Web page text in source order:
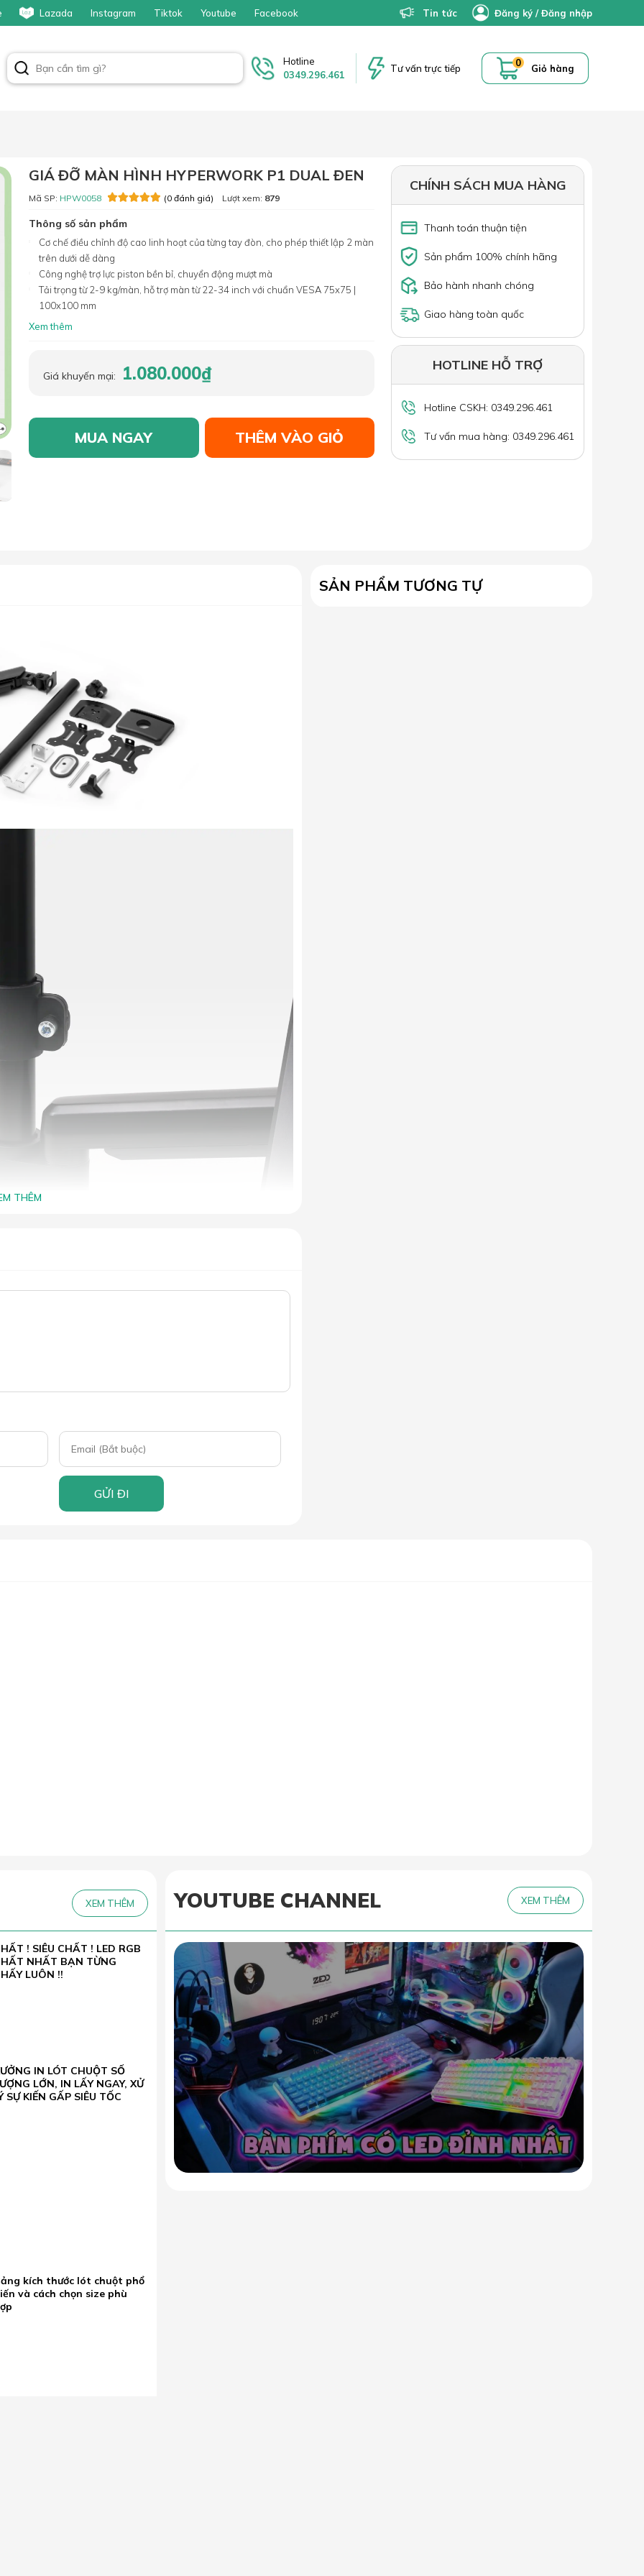
Lazada Instagram Tiktok Youtube Facebook Tin tức Đăng ký /Đăng nhập
Hotline
0349.296.461
Tư vấn trực tiếp 0 Giỏ hàng
GIÁ ĐỠ MÀN HÌNH HYPERWORK P1 DUAL ĐEN
Mã SP: HPW0058 (0 đánh giá) Lượt xem: 879
Thông số sản phẩm
Cơ chế điều chỉnh độ cao linh hoạt của từng tay đòn, cho phép thiết lập 2 màn
trên dưới dễ dàng
Công nghệ trợ lực piston bền bỉ, chuyển động mượt mà
Tải trọng từ 2-9 kg/màn, hỗ trợ màn từ 22-34 inch với chuẩn VESA 75x75 |
100x100 mm
Xem thêm
Giá khuyến mại: 1.080.000₫
MUA NGAY THÊM VÀO GIỎ
CHÍNH SÁCH MUA HÀNG
Thanh toán thuận tiện
Sản phẩm 100% chính hãng
Bảo hành nhanh chóng
Giao hàng toàn quốc
HOTLINE HỖ TRỢ
Hotline CSKH: 0349.296.461
Tư vấn mua hàng: 0349.296.461
bằng chốt. Khi cần nâng hạ tay đòn, người dùng thao tác
ở 2 vị trí trên & dưới, phù hợp cho setup của designer,
mà
khi điều chỉnh màn lên xuống, lật ngửa, xoay trái phải.
THÊM
GỬI ĐI
SẢN PHẨM TƯƠNG TỰ
XEM THÊM
! SIÊU CHẤT ! LED RGB
NHẤT BẠN TỪNG
LUÔN !!
IN LÓT CHUỘT SỐ
LỚN, IN LẤY NGAY, XỬ
SỰ KIẾN GẤP SIÊU TỐC
kích thước lót chuột phổ
và cách chọn size phù
YOUTUBE CHANNEL XEM THÊM